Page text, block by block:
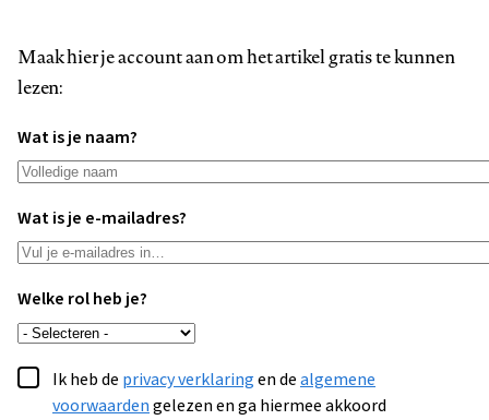
Maak hier je account aan om het artikel gratis te kunnen
lezen:
Wat is je naam?
Wat is je e-mailadres?
Welke rol heb je?
Ik heb de privacy verklaringen dealgemene
voorwaardengelezen en ga hiermee akkoord